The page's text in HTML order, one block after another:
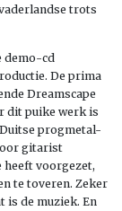
trots
demo-cd
De prima
Dreamscape
dit puike werk is
progmetal-
gitarist
heeft voorgezet,
te toveren. Zeker
is de muziek. En